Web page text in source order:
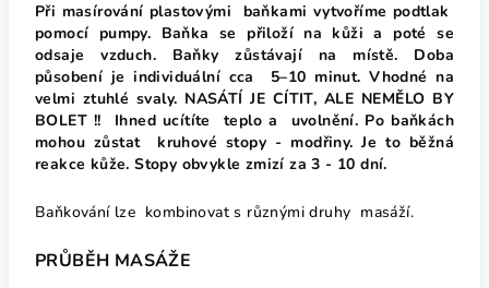
Při masírování plastovými baňkami vytvoříme podtlak
pomocí pumpy. Baňka se přiloží na kůži a poté se
odsaje vzduch. Baňky zůstávají na místě. Doba
působení je individuální cca 5–10 minut. Vhodné na
velmi ztuhlé svaly. NASÁTÍ JE CÍTIT, ALE NEMĚLO BY
BOLET !! Ihned ucítíte teplo a uvolnění. Po baňkách
mohou zůstat kruhové stopy - modřiny. Je to běžná
reakce kůže. Stopy obvykle zmizí za 3 - 10 dní.
Baňkování lze kombinovat s různými druhy masáží.
PRŮBĚH MASÁŽE